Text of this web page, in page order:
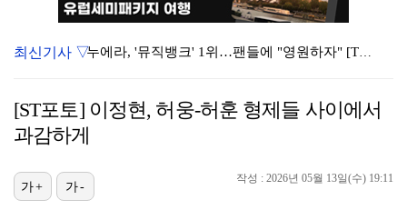
누에라, '뮤직뱅크' 1위…팬들에 "영원하자" [TV캡…
대한축구협회의 '심판 성접대'…최악의 경우 런던 올림픽…
진세연, 전속계약 종료…FA 시장 나왔다 [공식]
최신기사 ▽
[ST포토] 이정현, 허웅-허훈 형제들 사이에서
과감하게
작성 : 2026년 05월 13일(수) 19:11
가+ 가-